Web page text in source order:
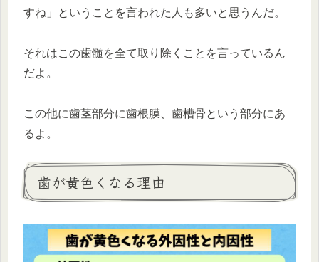
すね」ということを言われた人も多いと思うんだ。
それはこの歯髄を全て取り除くことを言っているん
だよ。
この他に歯茎部分に歯根膜、歯槽骨という部分にあ
るよ。
歯が黄色くなる理由